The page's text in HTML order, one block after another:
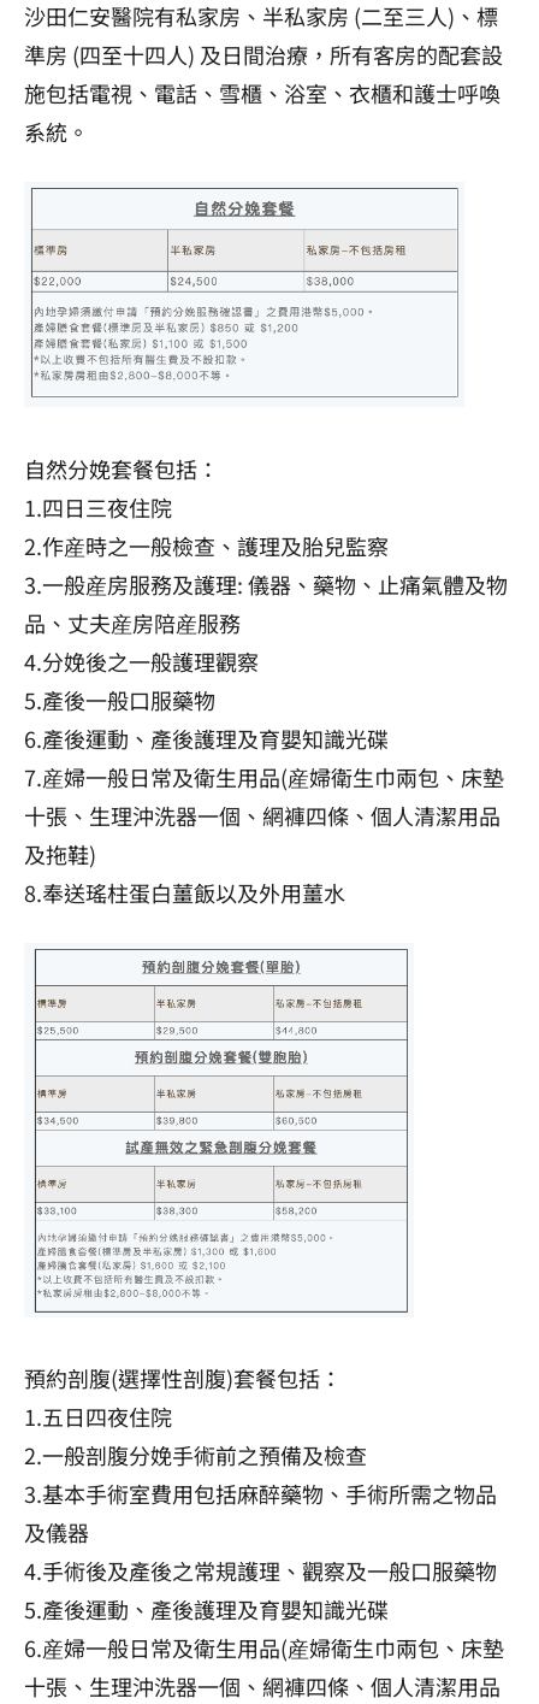
沙田仁安醫院有私家房、半私家房 (二至三人)、標
準房 (四至十四人) 及日間治療，所有客房的配套設
施包括電視、電話、雪櫃、浴室、衣櫃和護士呼喚
系統。
自然分娩套餐包括：
1.四日三夜住院
2.作産時之一般檢查、護理及胎兒監察
3.一般産房服務及護理: 儀器、藥物、止痛氣體及物
品、丈夫産房陪産服務
4.分娩後之一般護理觀察
5.產後一般口服藥物
6.產後運動、產後護理及育嬰知識光碟
7.産婦一般日常及衛生用品(産婦衛生巾兩包、床墊
十張、生理沖洗器一個、網褲四條、個人清潔用品
及拖鞋)
8.奉送瑤柱蛋白薑飯以及外用薑水
預約剖腹(選擇性剖腹)套餐包括：
1.五日四夜住院
2.一般剖腹分娩手術前之預備及檢查
3.基本手術室費用包括麻醉藥物、手術所需之物品
及儀器
4.手術後及產後之常規護理、觀察及一般口服藥物
5.產後運動、產後護理及育嬰知識光碟
6.産婦一般日常及衛生用品(産婦衛生巾兩包、床墊
十張、生理沖洗器一個、網褲四條、個人清潔用品